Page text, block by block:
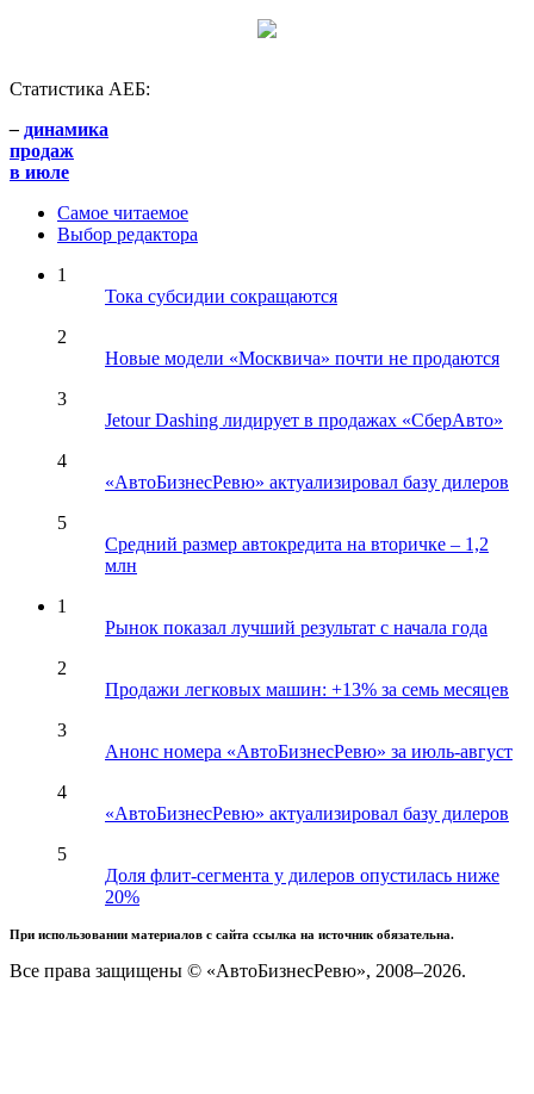
Статистика АЕБ:
– динамика
продаж
в июле
Самое читаемое
Выбор редактора
1
Тока субсидии сокращаются
2
Новые модели «Москвича» почти не продаются
3
Jetour Dashing лидирует в продажах «СберАвто»
4
«АвтоБизнесРевю» актуализировал базу дилеров
5
Средний размер автокредита на вторичке – 1,2
млн
1
Рынок показал лучший результат с начала года
2
Продажи легковых машин: +13% за семь месяцев
3
Анонс номера «АвтоБизнесРевю» за июль-август
4
«АвтоБизнесРевю» актуализировал базу дилеров
5
Доля флит-сегмента у дилеров опустилась ниже
20%
При использовании материалов с сайта ссылка на источник обязательна.
Все права защищены © «АвтоБизнесРевю», 2008–2026.